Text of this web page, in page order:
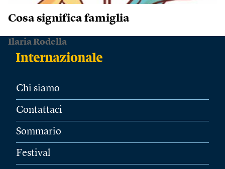
Cosa significa famiglia
Ilaria Rodella
Chi siamo
Contattaci
Sommario
Festival